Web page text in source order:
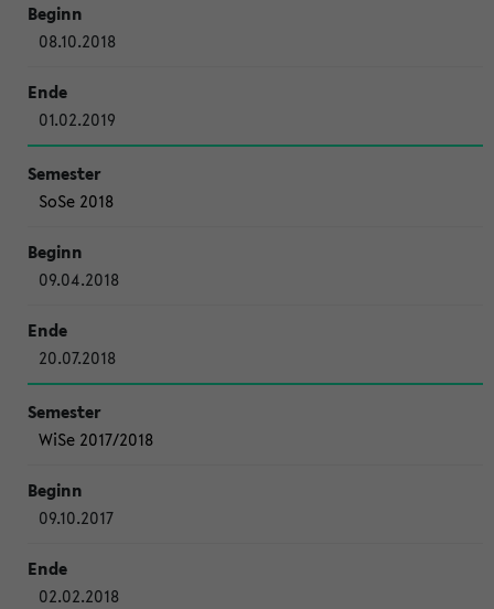
08.10.2018
01.02.2019
SoSe 2018
09.04.2018
20.07.2018
WiSe 2017/2018
09.10.2017
02.02.2018